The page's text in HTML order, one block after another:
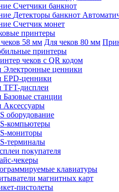
Счетчики банкнот
Детекторы банкнот
Счетчик монет
принтеры
58 мм Для чеков 80 мм
принтеры
чеков с QR кодом
Электронные ценники
EPD-ценники
TFT-дисплеи
Базовые станции
Аксессуары
оборудование
компьютеры
мониторы
терминалы
покупателя
чекеры
клавиатуры
магнитных карт
пистолеты